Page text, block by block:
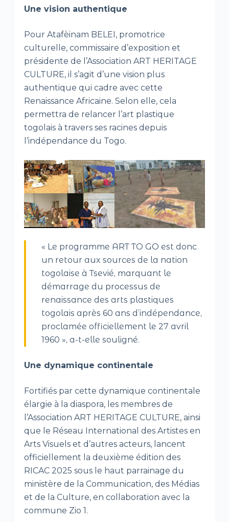
Une vision authentique
Pour Atafèinam BELEI, promotrice
culturelle, commissaire d’exposition et
présidente de l’Association ART HERITAGE
CULTURE, il s’agit d’une vision plus
authentique qui cadre avec cette
Renaissance Africaine. Selon elle, cela
permettra de relancer l’art plastique
togolais à travers ses racines depuis
l’indépendance du Togo.
« Le programme ART TO GO est donc
un retour aux sources de la nation
togolaise à Tsevié, marquant le
démarrage du processus de
renaissance des arts plastiques
togolais après 60 ans d’indépendance,
proclamée officiellement le 27 avril
1960 », a-t-elle souligné.
Une dynamique continentale
Fortifiés par cette dynamique continentale
élargie à la diaspora, les membres de
l’Association ART HERITAGE CULTURE, ainsi
que le Réseau International des Artistes en
Arts Visuels et d’autres acteurs, lancent
officiellement la deuxième édition des
RICAC 2025 sous le haut parrainage du
ministère de la Communication, des Médias
et de la Culture, en collaboration avec la
commune Zio 1.